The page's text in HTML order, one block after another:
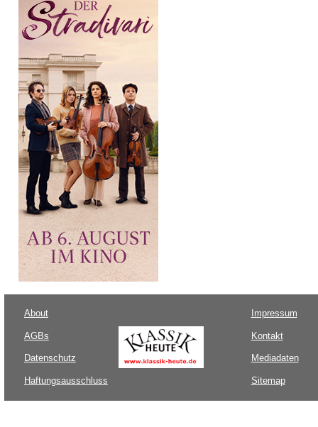
About
AGBs
Datenschutz
Haftungsausschluss
Impressum
Kontakt
Mediadaten
Sitemap